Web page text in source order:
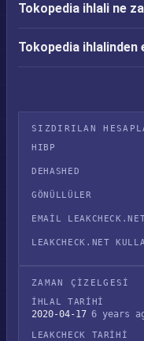
Tokopedia ihlali ne
Tokopedia
SIZDIRILAN
HIBP
DEHASHED
GÖNÜLLÜLER
EMAIL
LEAKCHECK.NET
ZAMAN ÇIZELGESI
İHLAL TARIHI
2020-04-17 6 years
LEAKCHECK TARIHI